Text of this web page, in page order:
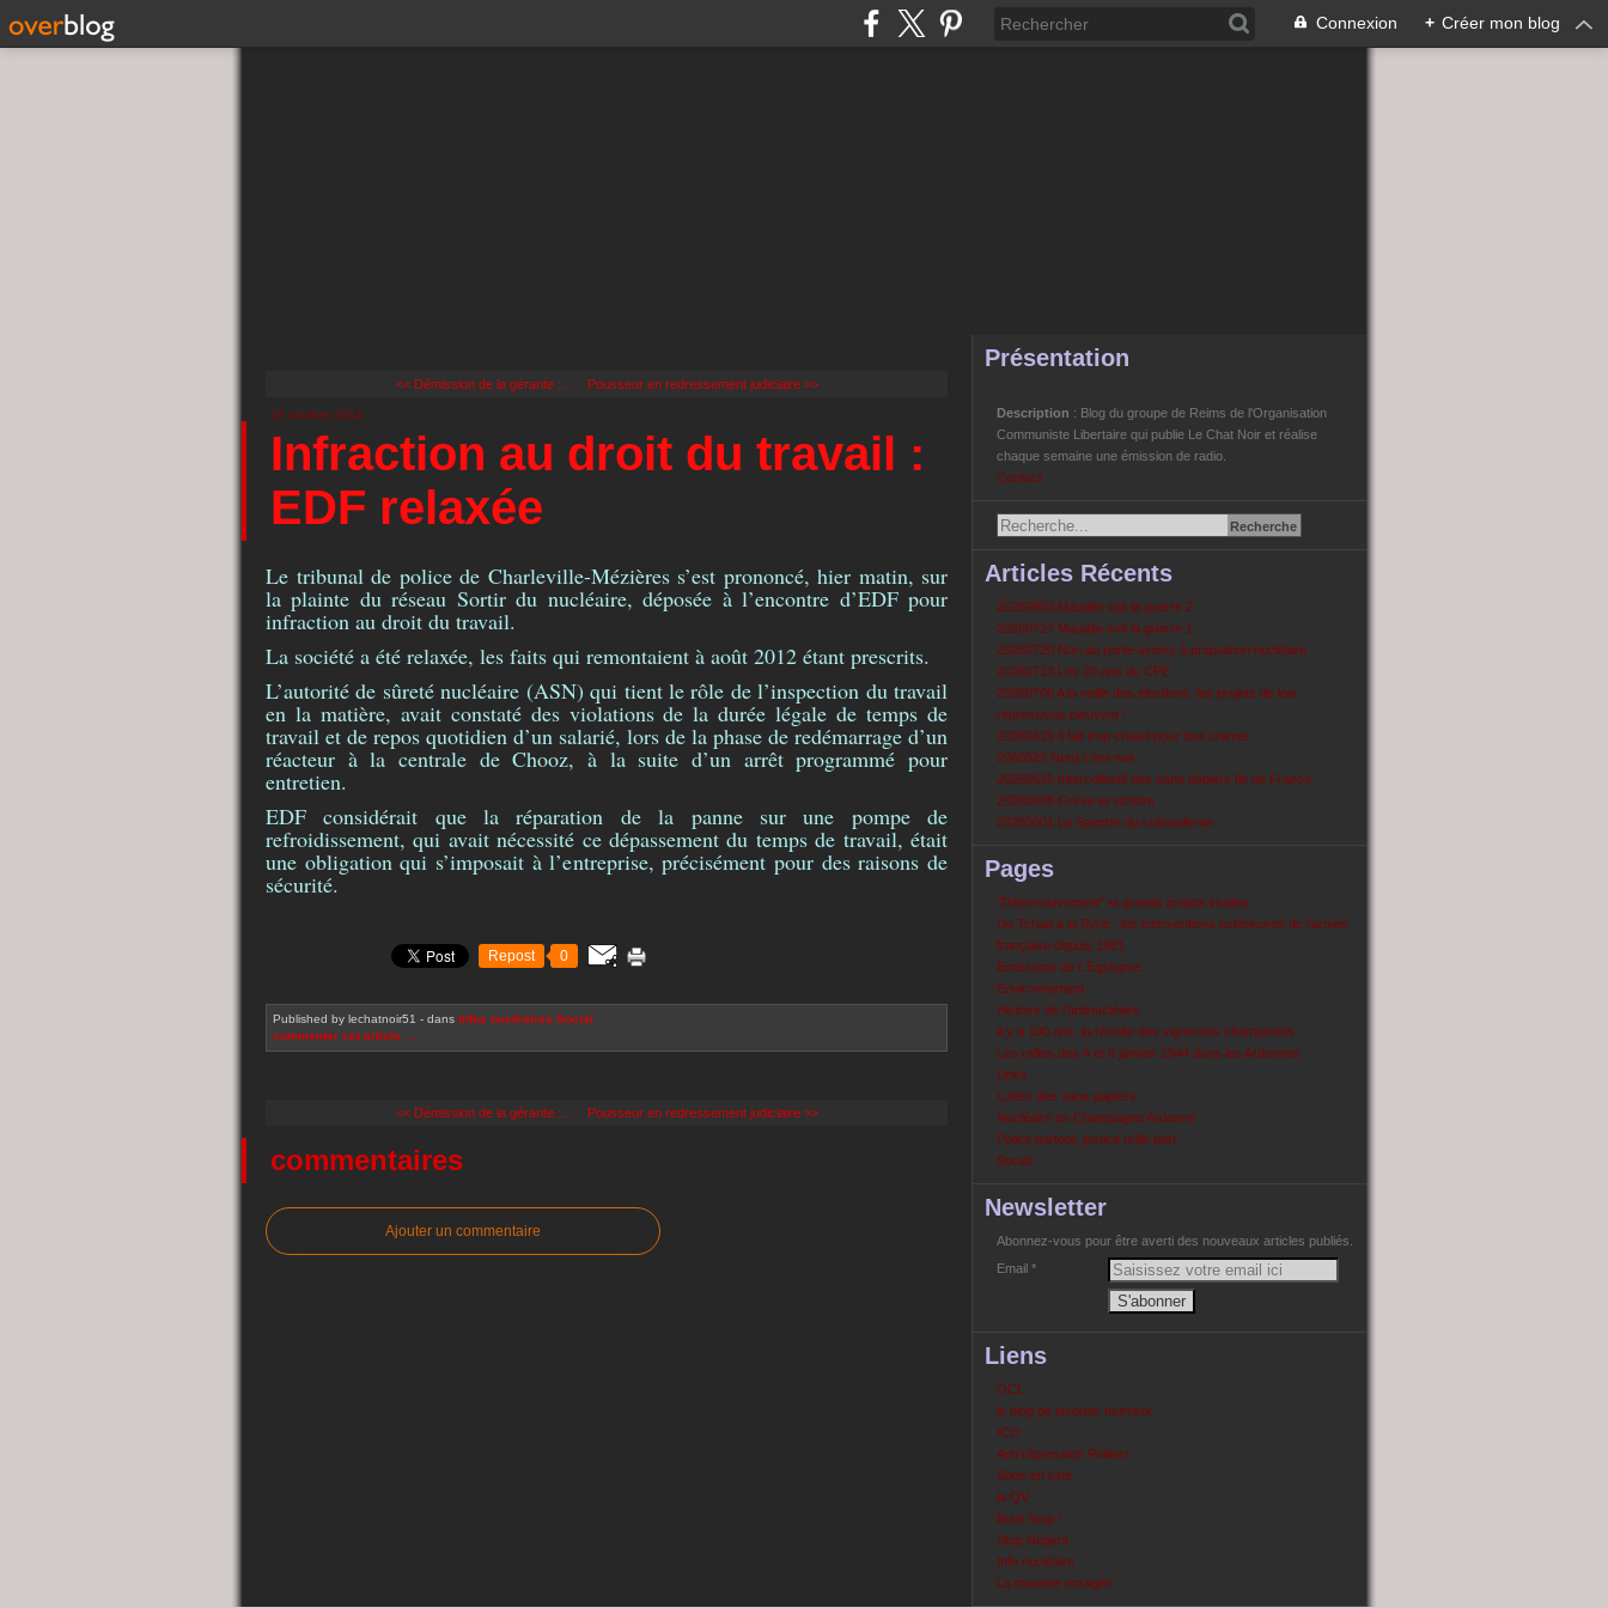
Connexion + Créer mon blog
<< Démission de la gérante :... Pousseur en redressement judiciaire >>
16 octobre 2014
Infraction au droit du travail :
EDF relaxée
Le tribunal de police de Charleville-Mézières s’est prononcé, hier matin, sur
la plainte du réseau Sortir du nucléaire, déposée à l’encontre d’EDF pour
infraction au droit du travail.
La société a été relaxée, les faits qui remontaient à août 2012 étant prescrits.
L’autorité de sûreté nucléaire (ASN) qui tient le rôle de l’inspection du travail
en la matière, avait constaté des violations de la durée légale de temps de
travail et de repos quotidien d’un salarié, lors de la phase de redémarrage d’un
réacteur à la centrale de Chooz, à la suite d’un arrêt programmé pour
entretien.
EDF considérait que la réparation de la panne sur une pompe de
refroidissement, qui avait nécessité ce dépassement du temps de travail, était
une obligation qui s’imposait à l’entreprise, précisément pour des raisons de
sécurité.
Repost 0
Published by lechatnoir51 - dans Infos nucléaires Social
commenter cet article
<< Démission de la gérante :... Pousseur en redressement judiciaire >>
commentaires
Ajouter un commentaire
Présentation
Description : Blog du groupe de Reims de l'Organisation
Communiste Libertaire qui publie Le Chat Noir et réalise
chaque semaine une émission de radio.
Contact
Articles Récents
20260803 Maudite soit la guerre 2
20260727 Maudite soit la guerre 1
20260720 Non au porte-avions à propulsion nucléaire
20260713 Les 20 ans du CPE
20260706 A la veille des élections, les projets de lois
répressives pleuvent !
20260629 Il fait trop chaud pour tout cramer
2060622 Nord c’est noir
20260615 Intercollectif des sans papiers Ile de France
20260608 Grève et victoire
20260601 Le Spectre du colonialisme
Pages
‘‘Désenclavement’’ et grands projets inutiles
Du Tchad à la Syrie : les interventions extérieures de l’armée
française depuis 1981
Emissions de L'Egrégore
Environnement
Histoire de l'antinucléaire
Il y a 100 ans, la révolte des vignerons champenois
Les rafles des 4 et 6 janvier 1944 dans les Ardennes
Links
Luttes des sans papiers
Nucléaire en Champagne Ardenne
Police partout, justice nulle part
Social
Newsletter
Abonnez-vous pour être averti des nouveaux articles publiés.
Email
Liens
OCL
le blog de jacques tourtaux
ICO
Anti répression Poitiers
Sons en lutte
la QV
Bure Stop !
Stop Nogent
Info nucléaire
La mouette enragée